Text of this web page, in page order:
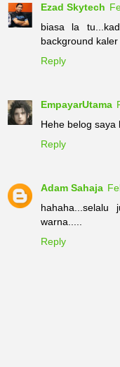
Ezad Skytech
biasa la
background
Reply
EmpayarUtama
Hehe belog saya
Reply
Adam Sahaja
hahaha...selalu
warna.....
Reply